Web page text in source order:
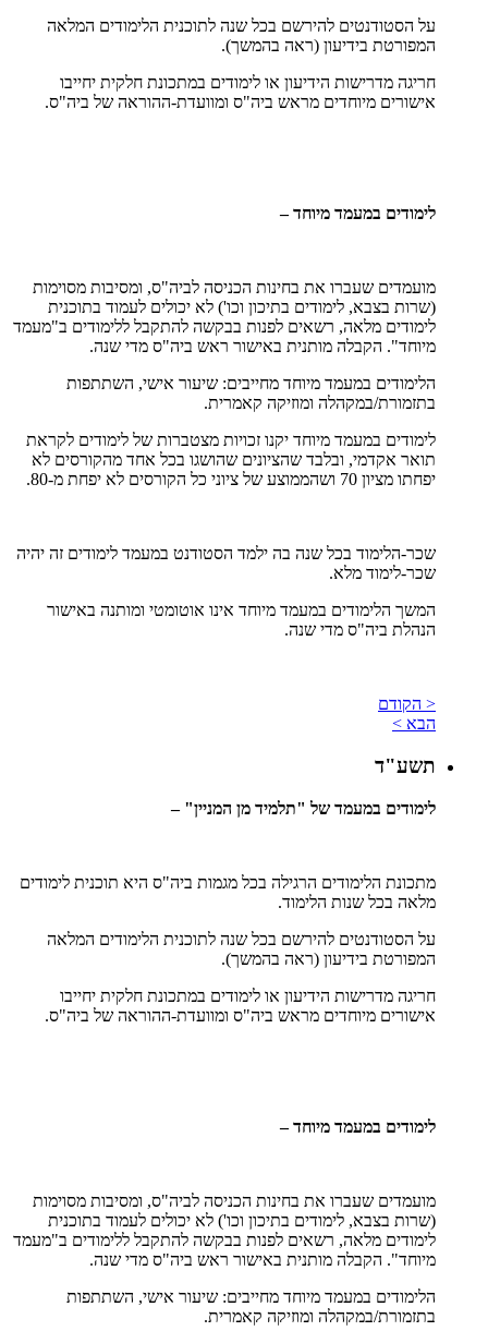
על הסטודנטים להירשם בכל שנה לתוכנית הלימודים המלאה
המפורטת בידיעון (ראה בהמשך).
חריגה מדרישות הידיעון או לימודים במתכונת חלקית יחייבו
אישורים מיוחדים מראש ביה"ס ומוועדת-ההוראה של ביה"ס.
לימודים במעמד מיוחד –
מועמדים שעברו את בחינות הכניסה לביה"ס, ומסיבות מסוימות
(שרות בצבא, לימודים בתיכון וכו') לא יכולים לעמוד בתוכנית
לימודים מלאה, רשאים לפנות בבקשה להתקבל ללימודים ב"מעמד
מיוחד". הקבלה מותנית באישור ראש ביה"ס מדי שנה.
הלימודים במעמד מיוחד מחייבים: שיעור אישי, השתתפות
בתזמורת/במקהלה ומוזיקה קאמרית.
לימודים במעמד מיוחד יקנו זכויות מצטברות של לימודים לקראת
תואר אקדמי, ובלבד שהציונים שהושגו בכל אחד מהקורסים לא
יפחתו מציון 70 ושהממוצע של ציוני כל הקורסים לא יפחת מ-80.
שכר-הלימוד בכל שנה בה ילמד הסטודנט במעמד לימודים זה יהיה
שכר-לימוד מלא.
המשך הלימודים במעמד מיוחד אינו אוטומטי ומותנה באישור
הנהלת ביה"ס מדי שנה.
< הקודם
הבא >
תשע"ד
לימודים במעמד של "תלמיד מן המניין" –
מתכונת הלימודים הרגילה בכל מגמות ביה"ס היא תוכנית לימודים
מלאה בכל שנות הלימוד.
על הסטודנטים להירשם בכל שנה לתוכנית הלימודים המלאה
המפורטת בידיעון (ראה בהמשך).
חריגה מדרישות הידיעון או לימודים במתכונת חלקית יחייבו
אישורים מיוחדים מראש ביה"ס ומוועדת-ההוראה של ביה"ס.
לימודים במעמד מיוחד –
מועמדים שעברו את בחינות הכניסה לביה"ס, ומסיבות מסוימות
(שרות בצבא, לימודים בתיכון וכו') לא יכולים לעמוד בתוכנית
לימודים מלאה, רשאים לפנות בבקשה להתקבל ללימודים ב"מעמד
מיוחד". הקבלה מותנית באישור ראש ביה"ס מדי שנה.
הלימודים במעמד מיוחד מחייבים: שיעור אישי, השתתפות
בתזמורת/במקהלה ומוזיקה קאמרית.